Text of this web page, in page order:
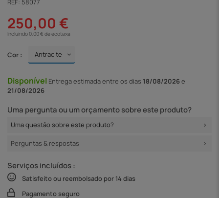
REF: 58077
250,00 €
Incluindo 0,00 € de ecotaxa
Cor :
Disponível Entregaestimada entre os dias 18/08/2026e
21/08/2026
Uma pergunta ou um orçamento sobre este produto?
Uma questão sobre este produto?
Perguntas & respostas
Serviços incluídos :
Satisfeito ou reembolsado por 14 dias
Pagamento seguro